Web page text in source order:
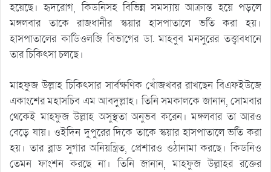
হয়েছে। হৃদরোগ, কিডনিসহ বিভিন্ন সমস্যায় আক্রান্ত হয়ে পড়লে
মঙ্গলবার তাকে রাজধানীর স্কয়ার হাসপাতালে ভর্তি করা হয়।
হাসপাতালের কার্ডিওলজি বিভাগের ডা. মাহবুব মনসুরের তত্ত্বাবধানে
তার চিকিৎসা চলছে।
মাহফুজ উল্লাহ চিকিৎসার সার্বক্ষণিক খোঁজখবর রাখছেন বিএফইউজে
একাংশের মহাসচিব এম আবদুল্লাহ। তিনি সমকালকে জানান, সোমবার
থেকেই মাহফুজ উল্লাহ অসুস্থতা অনুভব করেন। মঙ্গলবার তা আরও
বেড়ে যায়। ওইদিন দুপুরের দিকে তাকে স্কয়ার হাসপাতালে ভর্তি করা
হয়। তার ব্লাড সুগার অনিয়ন্ত্রিত, প্রেশারও ওঠানামা করছে। কিডনিও
তেমন ফাংশন করছে না। তিনি জানান, মাহফুজ উল্লাহর রক্তের